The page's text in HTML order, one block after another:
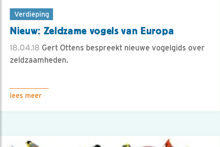
Verdieping
Nieuw: Zeldzame vogels van Europa
18.04.18 Gert Ottens bespreekt nieuwe vogelgids over
zeldzaamheden.
lees meer